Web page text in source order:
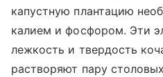
капустную плантацию
калием и фосфором. Эти
лежкость и твердость
растворяют пару